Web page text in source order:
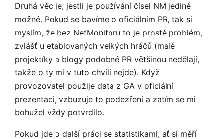
Druhá věc je, jestli je používání čísel NM jediné
možné. Pokud se bavíme o oficiálním PR, tak si
myslím, že bez NetMonitoru to je prostě problém,
zvlášť u etablovaných velkých hráčů (malé
projektíky a blogy podobné PR většinou nedělají,
takže o ty mi v tuto chvíli nejde). Když
provozovatel použije data z GA v oficiální
prezentaci, vzbuzuje to podezření a zatím se mi
bohužel vždy potvrdilo.
Pokud jde o další práci se statistikami, ať si měří